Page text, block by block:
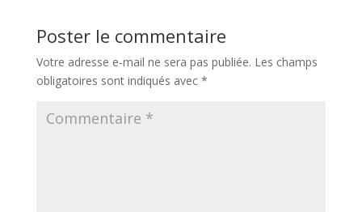
Poster le commentaire
Votre adresse e-mail ne sera pas publiée. Les champs
obligatoires sont indiqués avec *